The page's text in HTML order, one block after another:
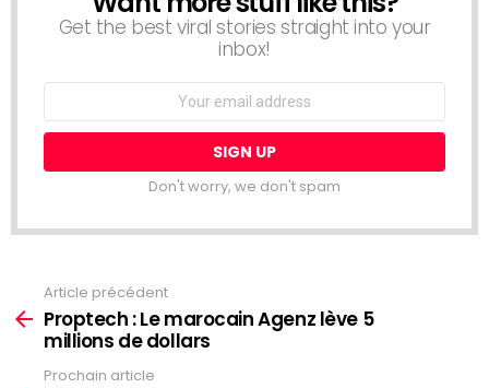
Get the best viral stories straight into your
inbox!
Email
Don't worry, we don't spam
plus
Article précédent
Proptech : Le marocain Agenz lève 5
millions de dollars
Prochain article